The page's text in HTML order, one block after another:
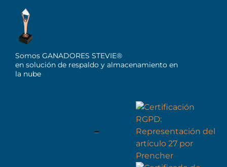
Somos GANADORES STEVIE®
en solución de respaldo y almacenamiento en
la nube